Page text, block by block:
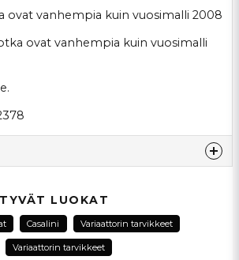
ovat vanhempia kuin vuosimalli 2008
ovat vanhempia kuin vuosimalli
tuotteesta...
LUOKAT
Casalini Variaattorin tarvikkeet
Variaattorin tarvikkeet